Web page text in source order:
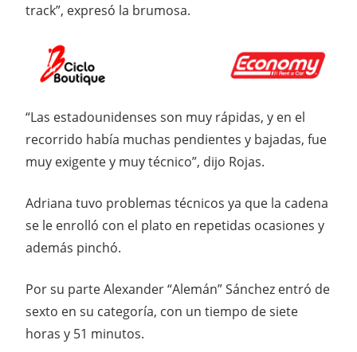
track”, expresó la brumosa.
“Las estadounidenses son muy rápidas, y en el
recorrido había muchas pendientes y bajadas, fue
muy exigente y muy técnico”, dijo Rojas.
Adriana tuvo problemas técnicos ya que la cadena
se le enrolló con el plato en repetidas ocasiones y
además pinchó.
Por su parte Alexander “Alemán” Sánchez entró de
sexto en su categoría, con un tiempo de siete
horas y 51 minutos.